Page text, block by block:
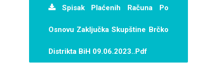
Spisak Plaćenih Računa Po
Osnovu Zaključka Skupštine Brčko
Distrikta BiH 09.06.2023..pdf